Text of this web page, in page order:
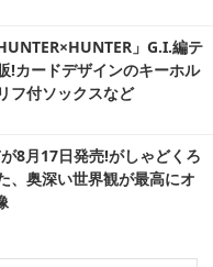
」G.I.編テ
!カードデザインのキーホル
フ付ソックスなど
8月17日発売!がしゃどくろ
、奥深い世界観が最高にオ